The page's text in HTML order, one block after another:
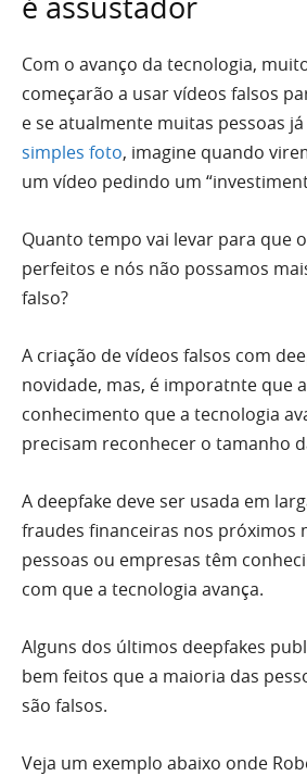
Com o avanço da tecnologia,
começarão a usar vídeos falsos
e se atualmente muitas pessoas já
simples foto, imagine quando
um vídeo pedindo um
Quanto tempo vai levar para que
perfeitos e nós não possamos
falso?
A criação de vídeos falsos com
novidade, mas, é imporatnte que
conhecimento que a tecnologia
precisam reconhecer o tamanho
A deepfake deve ser usada em
fraudes financeiras nos próximos
pessoas ou empresas têm
com que a tecnologia avança.
Alguns dos últimos deepfakes
bem feitos que a maioria das
são falsos.
Veja um exemplo abaixo onde